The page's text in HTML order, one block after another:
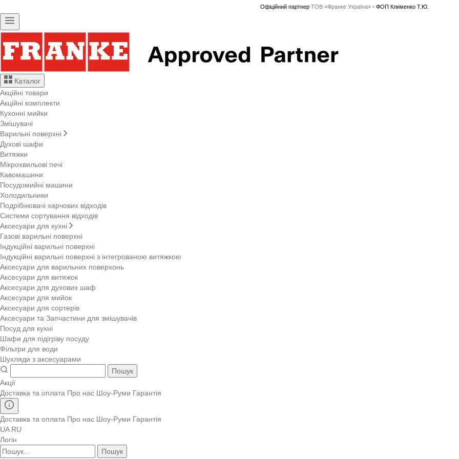
Офіційний партнер ТОВ «Франке Україна»- ФОП Клименко Т.Ю.
Каталог
Акційні товари
Акційні комплекти
Кухонні мийки
Змішувачі
Варильні поверхні
Духові шафи
Витяжки
Мікрохвильові печі
Кавомашини
Посудомийні машини
Холодильники
Подрібнювачі харчових відходів
Системи сортування відходів
Аксесуари для кухні
Газові варильні поверхні
Індукційні варильні поверхні
Індукційні варильні поверхні з інтегрованою витяжкою
Аксесуари для варильних поверхонь
Аксесуари для витяжок
Аксесуари для духових шаф
Аксесуари для мийок
Аксесуари для сортерів
Аксесуари та Запчастини для змішувачів
Посуд для кухні
Шафи для підігріву посуду
Фільтри для води
Шухляди з аксесуарами
Пошук
Акції
Доставка та оплата Про нас Шоу-Руми Гарантія
Доставка та оплата Про нас Шоу-Руми Гарантія
UA RU
Логін
Пошук